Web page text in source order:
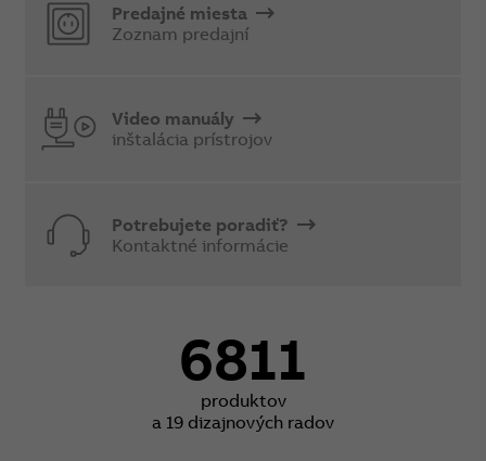
Predajné miesta
Zoznam predajní
Video manuály
inštalácia prístrojov
Potrebujete poradiť?
Kontaktné informácie
6811
produktov
a 19 dizajnových radov